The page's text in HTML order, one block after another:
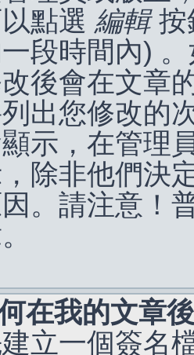
點選 編輯按
段時間內)
後會在文章
出您修改的
示，在管理
除非他們決
。請注意！
在我的文章
立一個簽名